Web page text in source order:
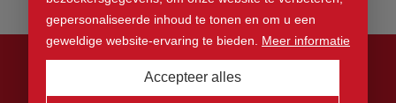
gepersonaliseerde inhoud te tonen en om u een
geweldige website-ervaring te bieden. Meer informatie
Accepteer alles
© 2026 Wild Store. Alle rechten voorbehouden